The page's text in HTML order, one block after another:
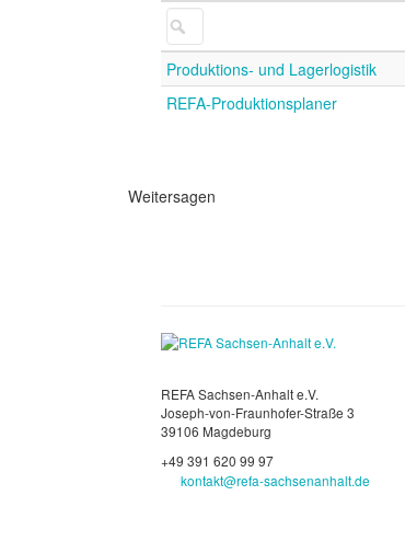
Produktions- und Lagerlogistik
REFA-Produktionsplaner
Weitersagen
REFA Sachsen-Anhalt e.V.
Joseph-von-Fraunhofer-Straße 3
39106 Magdeburg
+49 391 620 99 97
kontakt@refa-sachsenanhalt.de